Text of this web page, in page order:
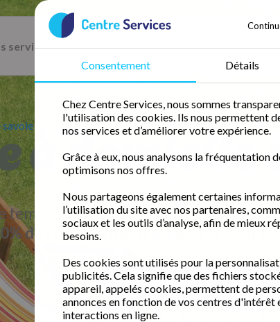
services 50 % de crédit d’impôt
Consentement Détails
Chez Centre Services, nous sommes
l'utilisation des cookies. Ils nous permettent
nos services et d’améliorer votre expérience.
Grâce à eux, nous analysons la fréquentation
optimisons nos offres.
Nous partageons également certaines
l’utilisation du site avec nos partenaires,
sociaux et les outils d’analyse, afin de mieux
besoins.
Des cookies sont utilisés pour la
publicités. Cela signifie que des fichiers
appareil, appelés cookies, permettent de
annonces en fonction de vos centres d'intérêt
interactions en ligne.
savoieà domicile
libre avec une femme de
de crédit d'impôt immédiatpour un
Demander un devis